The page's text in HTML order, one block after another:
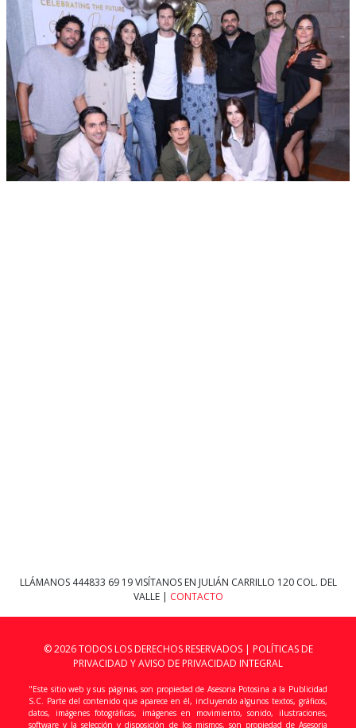
LLÁMANOS 444833 69 19VISÍTANOS EN JULIÁN CARRILLO 120 COL. DEL
VALLE | CONTACTO
© 2026 TODOS LOS DERECHOS RESERVADOS | POLÍTICAS DE
PRIVACIDAD Y AVISO DE PRIVACIDAD INTEGRAL
"Este sitio web y sus páginas, son propiedad de Asesoria Potosina a la Publicidad
S.C. Parte del contenido que aparece en él, incluyendo algunos textos, gráficos,
datos, imágenes fotográficas, imágenes en movimiento, sonido, ilustraciones,
software y la selección y disposición de los mismos, son propiedad de Asesoria